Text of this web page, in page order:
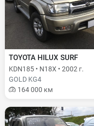
TOYOTA HILUX SURF
KDN185 • N18X • 2002 г.
GOLD KG4
164 000 км